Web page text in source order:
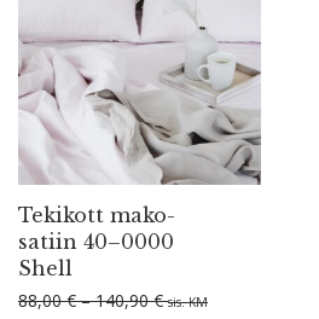
Tekikott mako-
satiin 40–0000
Shell
88,00€ – 140,90€Hinnavahemik:
sis. KM